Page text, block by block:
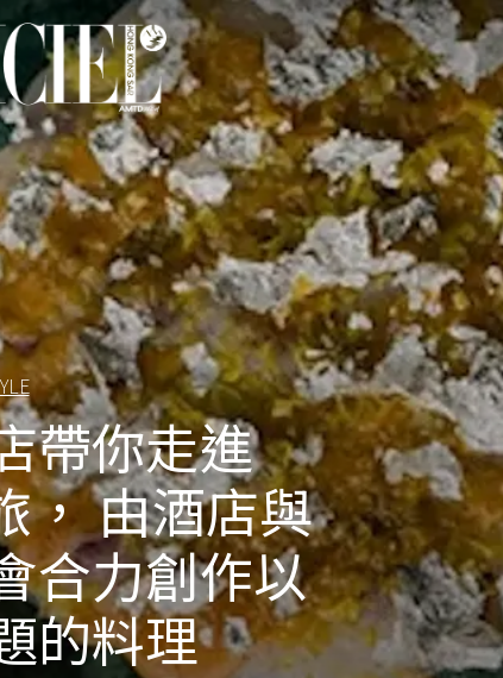
帶你走進
， 由酒店與
合力創作以
的料理